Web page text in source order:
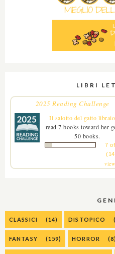
LIBRI
2025 Reading Challenge
Il salotto del gatto libraio
read 7 books toward her
50 books.
7
CLASSICI (14) DISTOPICO
FANTASY (159) HORROR (8)